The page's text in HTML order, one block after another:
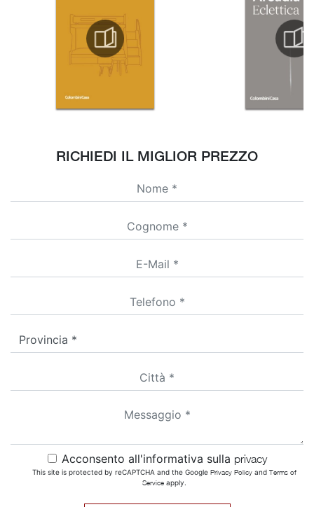
RICHIEDI IL MIGLIOR PREZZO
Acconsento all'informativa sulla privacy
This site is protected by reCAPTCHA and the Google Privacy Policyand Terms of
Serviceapply.